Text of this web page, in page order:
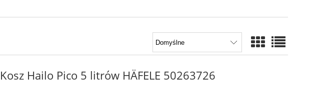
Kosz Hailo Pico 5 litrów HÄFELE 50263726